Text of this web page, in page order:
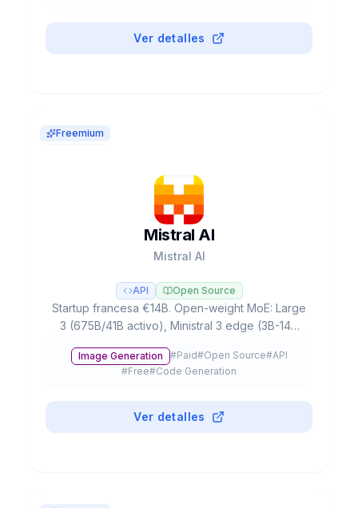
Ver detalles
Freemium
Mistral AI
Mistral AI
API Open Source
Startup francesa €14B. Open-weight MoE: Large
3 (675B/41B activo), Ministral 3 edge (3B-14B
Apache 2.0.
Image Generation #Paid#Open Source#API
#Free#Code Generation
Ver detalles